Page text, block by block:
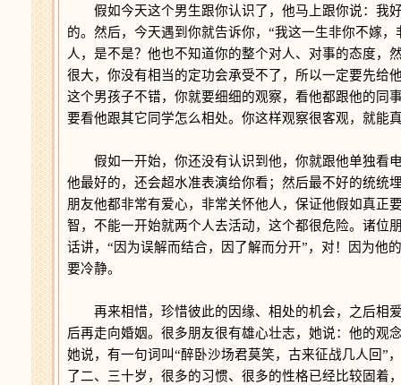
假如今天这个男生跟你认识了，他马上跟你说：我
的。然后，今天遇到你就告诉你，“我这一生非你不嫁
人，是不是？他也不知道你的整个对人、对事的态度，
很大，你没有相当的定功会承受不了，所以一定要先给
这个男孩子不错，你就要细细的观察，看他都跟他的同
要看他跟其它同学怎么相处。你这样观察很客观，就能
假如一开始，你还没有认识到他，你就跟他单独看
他最好的，还会超水准表演给你看；然后最不好的统统
朋友他都非常有爱心，非常关怀他人，保证他假如真正
智，不能一开始就两个人去活动，这个都很危险。诸位
话讲，“因为误解而结合，因了解而分开”，对！因为他
要冷静。
再来相惜，珍惜彼此的因缘、相处的机会，之后相
后再走向婚姻。很多朋友很有雄心壮志，她说：他的观
她说，有一句词叫“醉卧沙场君莫笑，古来征战几人回”
了二、三十岁，很多的习惯、很多的性格已经比较固